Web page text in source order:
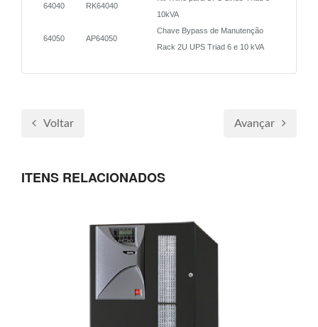
64040 RK64040
10kVA
64050 AP64050
Chave Bypass de Manutenção
Rack 2U UPS Triad 6 e 10 kVA
Voltar Avançar
ITENS RELACIONADOS